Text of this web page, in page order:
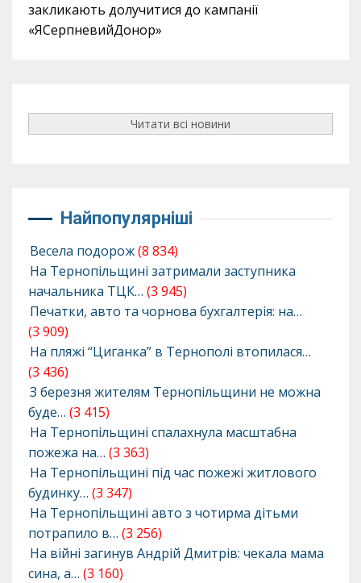
закликають долучитися до кампанії
«ЯСерпневийДонор»
Читати всі новини
Найпопулярніші
Весела подорож(8 834)
На Тернопільщині затримали заступника
начальника ТЦК… (3 945)
Печатки, авто та чорнова бухгалтерія: на…
(3 909)
На пляжі “Циганка” в Тернополі втопилася…
(3 436)
З березня жителям Тернопільщини не можна
буде… (3 415)
На Тернопільщині спалахнула масштабна
пожежа на… (3 363)
На Тернопільщині під час пожежі житлового
будинку… (3 347)
На Тернопільщині авто з чотирма дітьми
потрапило в… (3 256)
На війні загинув Андрій Дмитрів: чекала мама
сина, а… (3 160)